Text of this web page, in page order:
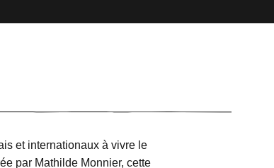
et internationaux à vivre le
par Mathilde Monnier, cette